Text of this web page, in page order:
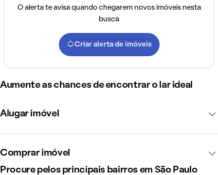
O alerta te avisa quando chegarem novos imóveis nesta
busca
Criar alerta de imóveis
Aumente as chances de encontrar o lar ideal
Alugar imóvel
Comprar imóvel
Procure pelos principais bairros em São Paulo